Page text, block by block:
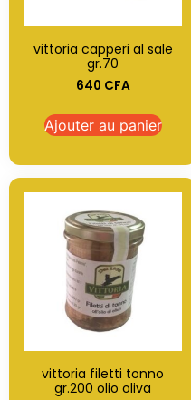
vittoria capperi al sale
gr.70
640 CFA
Ajouter au panier
vittoria filetti tonno
gr.200 olio oliva